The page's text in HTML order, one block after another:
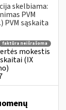
skelbiama:
PVM
PVM sąskaita
faktūra neišrašoma
mokestis
(IX